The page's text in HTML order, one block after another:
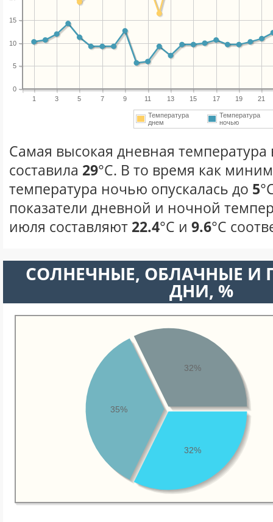
1 3 5 7 9 11 13 15 17 19 21
0
5
10
15
Температура
днем
Температура
ночью
Самая высокая дневная температура
составила 29°С. В то время как
температура ночью опускалась до 5
показатели дневной и ночной
июля составляют 22.4°С и 9.6°С
CОЛНЕЧНЫЕ, ОБЛАЧНЫЕ И
ДНИ, %
32%
35%
32%